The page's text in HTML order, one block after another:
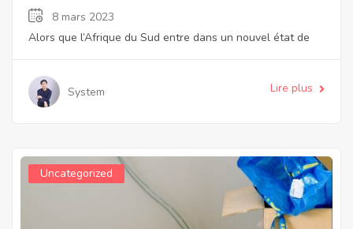
pour surmonter l’incertitude
8 mars 2023
Alors que l’Afrique du Sud entre dans un nouvel état de
System Lire plus
Uncategorized